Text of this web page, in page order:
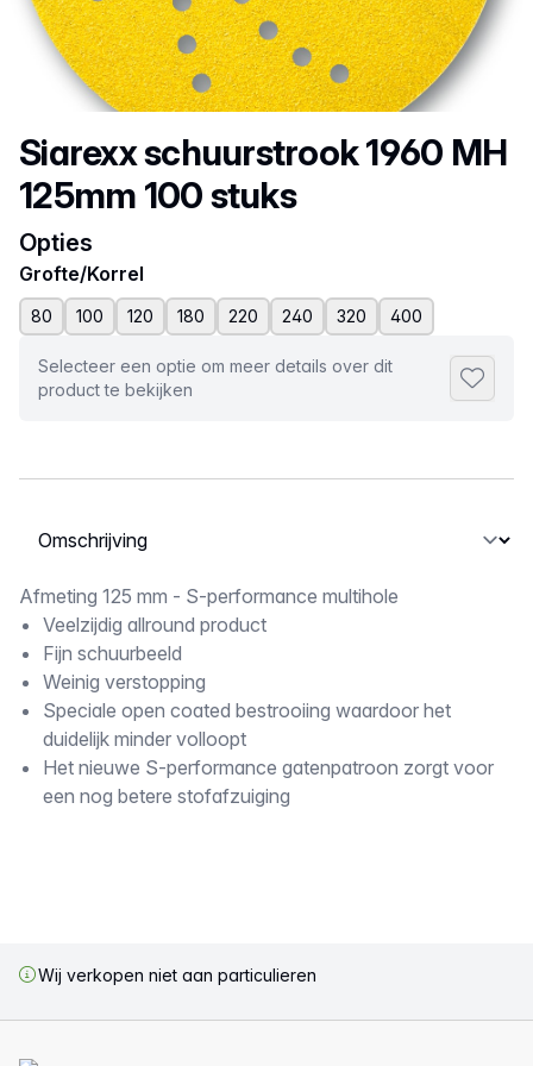
Productnaam
Siarexx schuurstrook 1960 MH
125mm 100 stuks
Opties
Grofte/Korrel
80 100 120 180 220 240 320 400
Selecteer een optie om meer details over dit
product te bekijken
Selecteer een tabblad
Omschrijving
Afmeting 125 mm - S-performance multihole
Veelzijdig allround product
Fijn schuurbeeld
Weinig verstopping
Speciale open coated bestrooiing waardoor het
duidelijk minder volloopt
Het nieuwe S-performance gatenpatroon zorgt voor
een nog betere stofafzuiging
Wij verkopen niet aan particulieren